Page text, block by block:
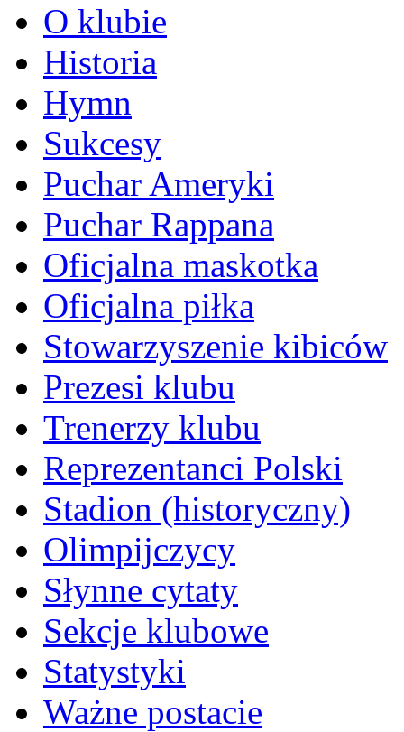
O klubie
Historia
Hymn
Sukcesy
Puchar Ameryki
Puchar Rappana
Oficjalna maskotka
Oficjalna piłka
Stowarzyszenie kibiców
Prezesi klubu
Trenerzy klubu
Reprezentanci Polski
Stadion (historyczny)
Olimpijczycy
Słynne cytaty
Sekcje klubowe
Statystyki
Ważne postacie